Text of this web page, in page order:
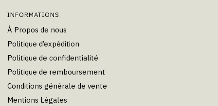
INFORMATIONS
À Propos de nous
Politique d’expédition
Politique de confidentialité
Politique de remboursement
Conditions générale de vente
Mentions Légales